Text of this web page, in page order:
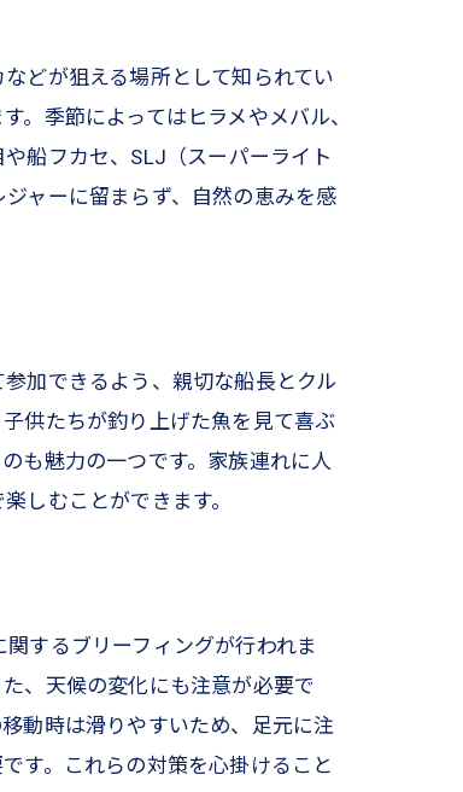
どが狙える場所として知られてい
。季節によってはヒラメやメバル、
船フカセ、SLJ（スーパーライト
ャーに留まらず、自然の恵みを感
加できるよう、親切な船長とクル
供たちが釣り上げた魚を見て喜ぶ
も魅力の一つです。家族連れに人
しむことができます。
するブリーフィングが行われま
、天候の変化にも注意が必要で
動時は滑りやすいため、足元に注
す。これらの対策を心掛けること